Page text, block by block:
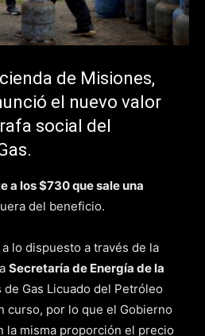
de Misiones,
el nuevo valor
social del
a los $730 que sale una
del beneficio.
lo dispuesto a través de la
Secretaría de Energía de la
de Gas Licuado del Petróleo
curso, por lo que el Gobierno
la misma proporción el precio